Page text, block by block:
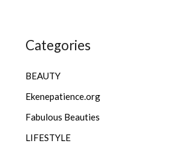
Categories
BEAUTY
Ekenepatience.org
Fabulous Beauties
LIFESTYLE